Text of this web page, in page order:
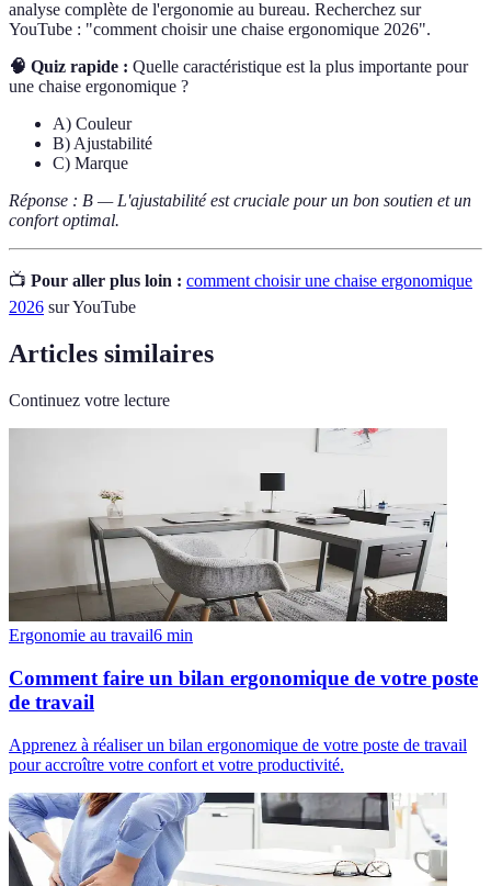
analyse complète de l'ergonomie au bureau. Recherchez sur
YouTube : "comment choisir une chaise ergonomique 2026".
🧠 Quiz rapide : Quelle caractéristique est la plus importante pour
une chaise ergonomique ?
A) Couleur
B) Ajustabilité
C) Marque
Réponse : B — L'ajustabilité est cruciale pour un bon soutien et un
confort optimal.
📺 Pour aller plus loin : comment choisir une chaise ergonomique
2026 sur YouTube
Articles similaires
Continuez votre lecture
Ergonomie au travail6 min
Comment faire un bilan ergonomique de votre poste
de travail
Apprenez à réaliser un bilan ergonomique de votre poste de travail
pour accroître votre confort et votre productivité.